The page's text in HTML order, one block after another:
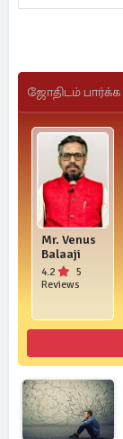
ஜோதிடம் பார்க்க
Mr. Venus
Balaaji
4.2
5
Reviews